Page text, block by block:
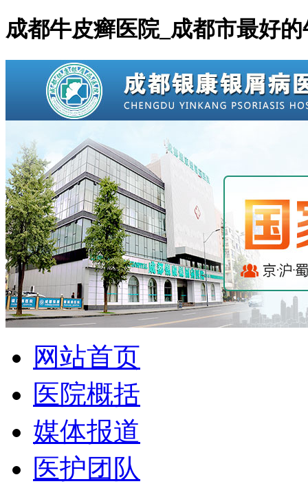
成都牛皮癣医院_成都市最好
网站首页
医院概括
媒体报道
医护团队